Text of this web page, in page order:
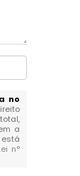
no
a
n°